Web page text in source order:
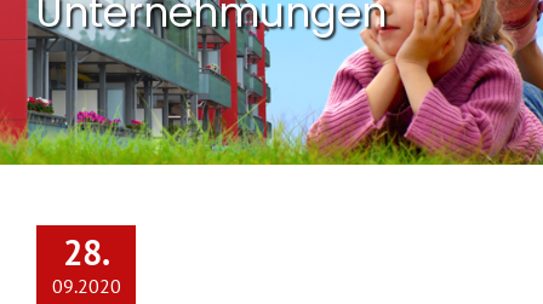
Unternehmungen
28.
09.2020